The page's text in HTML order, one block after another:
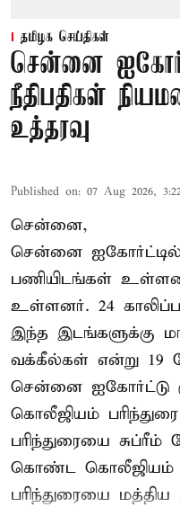
தமிழக செய்திகள்
சென்னை
நீதிபதிகள்
உத்தரவு
Published on: 07 Aug 2026,
சென்னை,
சென்னை ஐகோர்ட்டில்
பணியிடங்கள்
உள்ளனர். 24
இந்த இடங்களுக்கு
வக்கீல்கள் என்று 19
சென்னை ஐகோர்ட்டு
கொலீஜியம்
பரிந்துரையை சுப்ரீம்
கொண்ட கொலீஜியம்
பரிந்துரையை